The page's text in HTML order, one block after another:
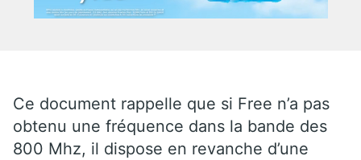
Ce document rappelle que si Free n’a pas
obtenu une fréquence dans la bande des
800 Mhz, il dispose en revanche d’une